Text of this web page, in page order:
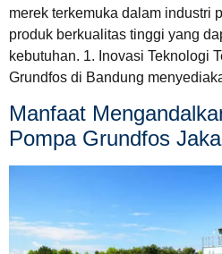
merek terkemuka dalam industri
produk berkualitas tinggi yang
kebutuhan. 1. Inovasi Teknologi
Grundfos di Bandung
Manfaat
Pompa Grundfos